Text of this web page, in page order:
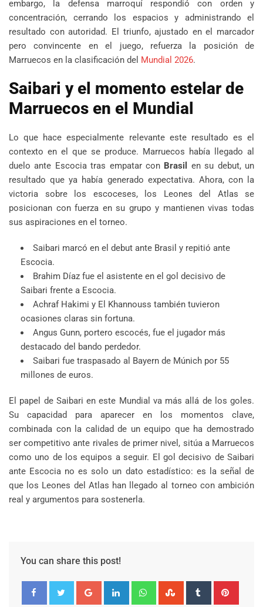
embargo, la defensa marroquí respondió con orden y
concentración, cerrando los espacios y administrando el
resultado con autoridad. El triunfo, ajustado en el marcador
pero convincente en el juego, refuerza la posición de
Marruecos en la clasificación del Mundial 2026.
Saibari y el momento estelar de
Marruecos en el Mundial
Lo que hace especialmente relevante este resultado es el
contexto en el que se produce. Marruecos había llegado al
duelo ante Escocia tras empatar con Brasil
en su debut, un
resultado que ya había generado expectativa. Ahora, con la
victoria sobre los escoceses, los Leones del Atlas se
posicionan con fuerza en su grupo y mantienen vivas todas
sus aspiraciones en el torneo.
Saibari marcó en el debut ante Brasil y repitió ante
Escocia.
Brahim Díaz fue el asistente en el gol decisivo de
Saibari frente a Escocia.
Achraf Hakimi y El Khannouss también tuvieron
ocasiones claras sin fortuna.
Angus Gunn, portero escocés, fue el jugador más
destacado del bando perdedor.
Saibari fue traspasado al Bayern de Múnich por 55
millones de euros.
El papel de Saibari en este Mundial va más allá de los goles.
Su capacidad para aparecer en los momentos clave,
combinada con la calidad de un equipo que ha demostrado
ser competitivo ante rivales de primer nivel, sitúa a Marruecos
como uno de los equipos a seguir. El gol decisivo de Saibari
ante Escocia no es solo un dato estadístico: es la señal de
que los Leones del Atlas han llegado al torneo con ambición
real y argumentos para sostenerla.
You can share this post!
Google+ LinkedIn WhatsappStumbleUpon
Tumblr